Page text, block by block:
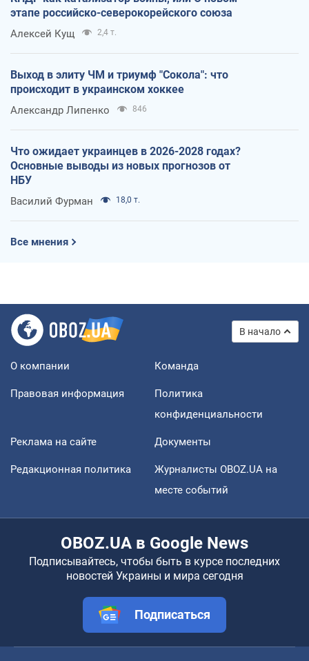
этапе российско-северокорейского союза
Алексей Кущ 2,4 т.
Выход в элиту ЧМ и триумф "Сокола": что
происходит в украинском хоккее
Александр Липенко 846
Что ожидает украинцев в 2026-2028 годах?
Основные выводы из новых прогнозов от
НБУ
Василий Фурман 18,0 т.
Все мнения
В начало
О компании Команда
Правовая информация
Политика
конфиденциальности
Реклама на сайте Документы
Редакционная политика
Журналисты OBOZ.UA на
месте событий
OBOZ.UA в Google News
Подписывайтесь, чтобы быть в курсе последних
новостей Украины и мира сегодня
Подписаться